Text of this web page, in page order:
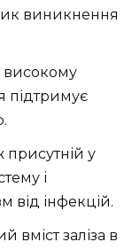
виникнення
підтримує
присутній у
і
від інфекцій.
вміст заліза в